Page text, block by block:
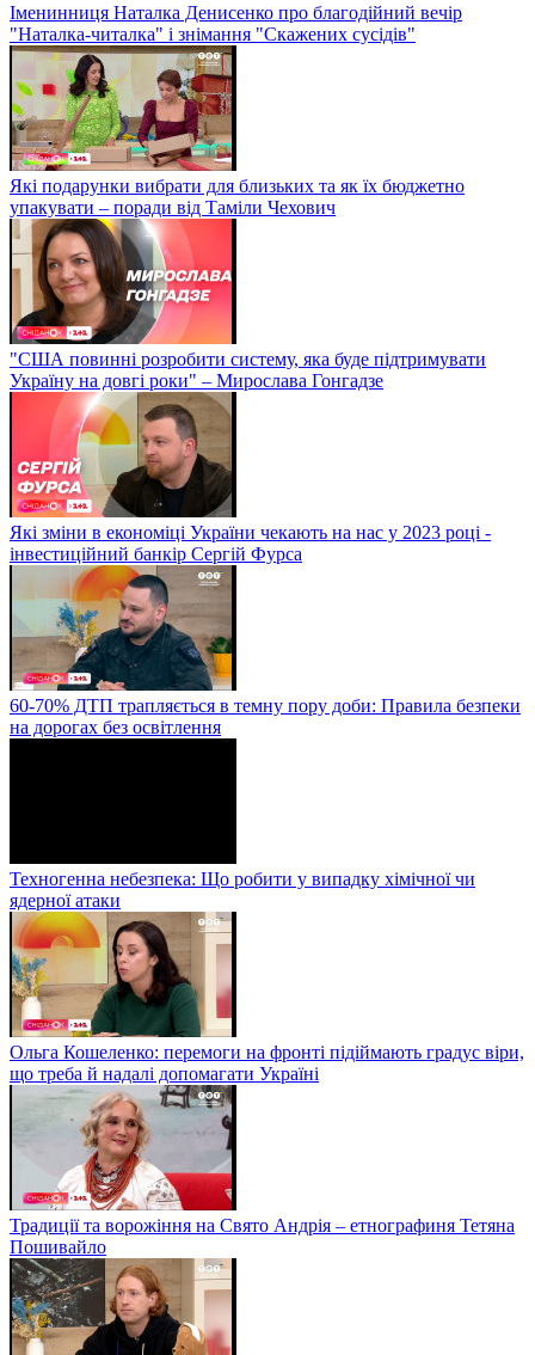
Іменинниця Наталка Денисенко про благодійний вечір
"Наталка-читалка" і знімання "Скажених сусідів"
Які подарунки вибрати для близьких та як їх бюджетно
упакувати – поради від Таміли Чехович
"США повинні розробити систему, яка буде підтримувати
Україну на довгі роки" – Мирослава Гонгадзе
Які зміни в економіці України чекають на нас у 2023 році -
інвестиційний банкір Сергій Фурса
60-70% ДТП трапляється в темну пору доби: Правила безпеки
на дорогах без освітлення
Техногенна небезпека: Що робити у випадку хімічної чи
ядерної атаки
Ольга Кошеленко: перемоги на фронті підіймають градус віри,
що треба й надалі допомагати Україні
Традиції та ворожіння на Свято Андрія – етнографиня Тетяна
Пошивайло